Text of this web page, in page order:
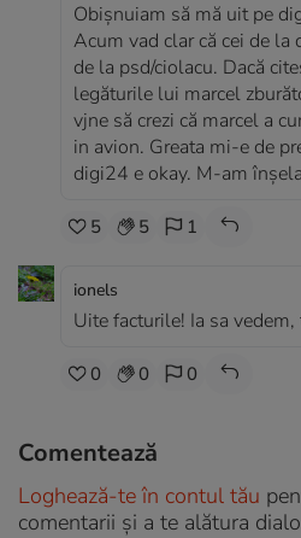
Obișnuiam să mă uit pe
Acum vad clar că cei de
de la psd/ciolacu. Dacă
legăturile lui marcel
vjne să crezi că marcel a
in avion. Greata mi-e de
digi24 e okay. M-am
5 5 1
ionels
Uite facturile! Ia sa vedem,
0 0 0
Comentează
Loghează-te în contul tău
comentarii și a te alătura